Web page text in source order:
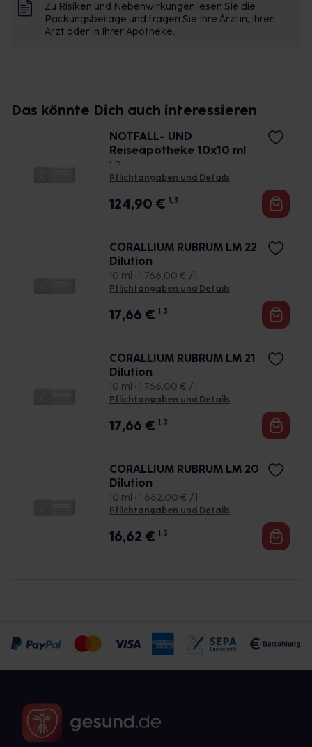
Zu Risiken und Nebenwirkungen lesen Sie die
Packungsbeilage und fragen Sie Ihre Ärztin, Ihren
Arzt oder in Ihrer Apotheke.
Das könnte Dich auch interessieren
NOTFALL- UND
Reiseapotheke 10x10 ml
1 P •
Pflichtangaben und Details
124,90 € 1, 3
CORALLIUM RUBRUM LM 22
Dilution
10 ml • 1.766,00 € / l
Pflichtangaben und Details
17,66 € 1, 3
CORALLIUM RUBRUM LM 21
Dilution
10 ml • 1.766,00 € / l
Pflichtangaben und Details
17,66 € 1, 3
CORALLIUM RUBRUM LM 20
Dilution
10 ml • 1.662,00 € / l
Pflichtangaben und Details
16,62 € 1, 3